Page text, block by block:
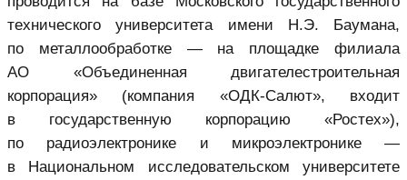
технического университета имени Н.Э. Баумана,
по металлообработке — на площадке филиала
АО «Объединенная двигателестроительная
корпорация» (компания «ОДК-Салют», входит
в государственную корпорацию «Ростех»),
по радиоэлектронике и микроэлектронике —
в Национальном исследовательском университете